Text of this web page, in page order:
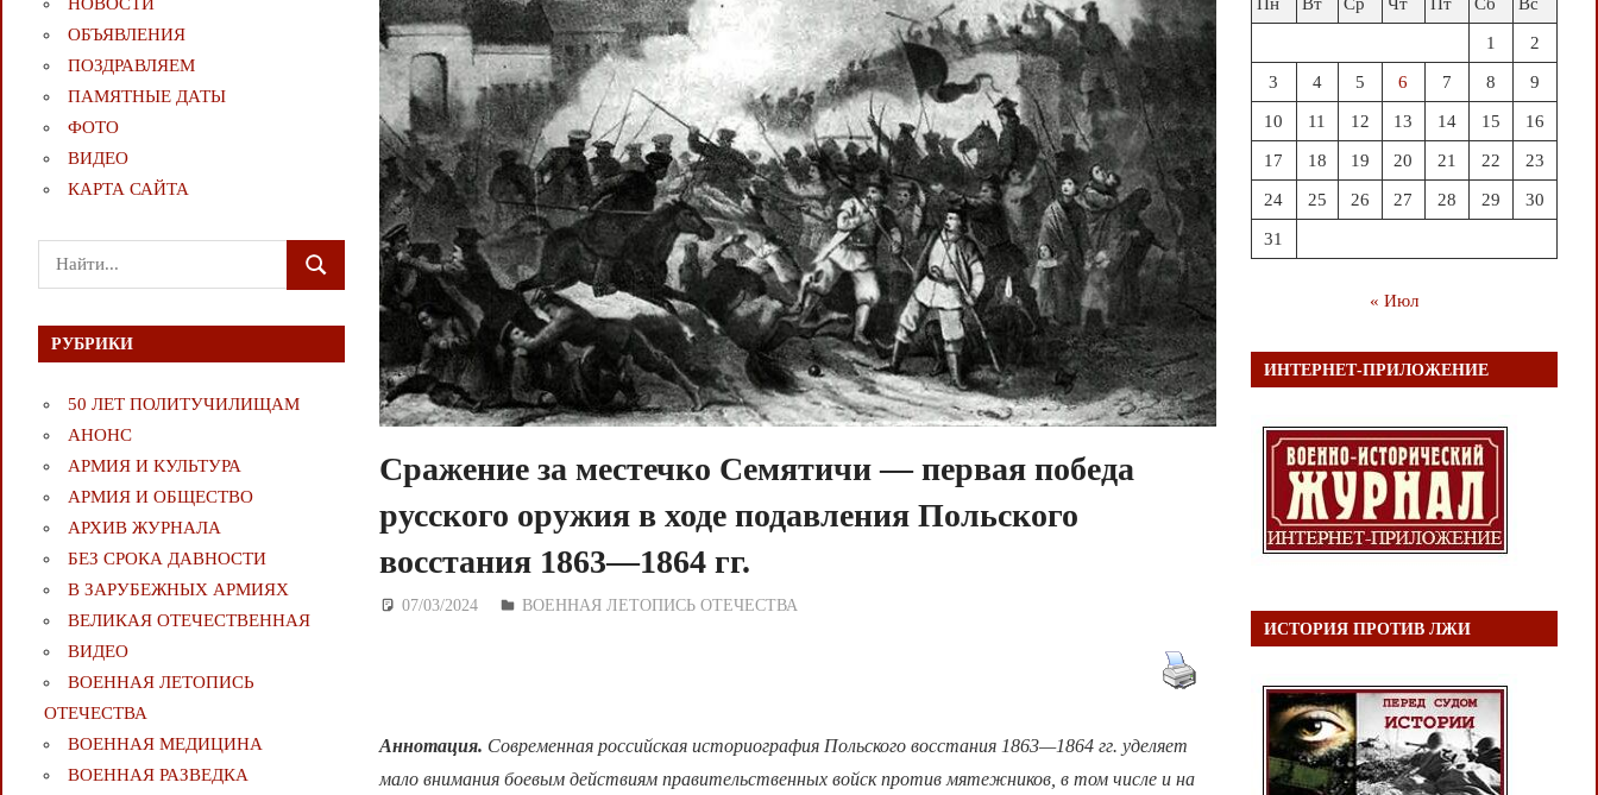
Сражение за местечко Семятичи — первая победа
русского оружия в ходе подавления Польского
восстания 1863—1864 гг.
07/03/2024 Дежурный по Редакции
ВОЕННАЯ ЛЕТОПИСЬ ОТЕЧЕСТВА
Аннотация. Современная российская историография Польского восстания 1863—1864 гг. уделяет
мало внимания боевым действиям правительственных войск против мятежников, в том числе и на
ОБЪЯВЛЕНИЯ
ПОЗДРАВЛЯЕМ
ПАМЯТНЫЕ ДАТЫ
ФОТО
ВИДЕО
КАРТА САЙТА
Поиск
для:
ПОИСК
РУБРИКИ
50 ЛЕТ ПОЛИТУЧИЛИЩАМ
АНОНС
АРМИЯ И КУЛЬТУРА
АРМИЯ И ОБЩЕСТВО
АРХИВ ЖУРНАЛА
БЕЗ СРОКА ДАВНОСТИ
В ЗАРУБЕЖНЫХ АРМИЯХ
ВЕЛИКАЯ ОТЕЧЕСТВЕННАЯ
ВИДЕО
ВОЕННАЯ ЛЕТОПИСЬ
ОТЕЧЕСТВА
ВОЕННАЯ МЕДИЦИНА
ВОЕННАЯ РАЗВЕДКА
1 2
3 4 5 6 7 8 9
10 11 12 13 14 15 16
17 18 19 20 21 22 23
24 25 26 27 28 29 30
31
« Июл
ИНТЕРНЕТ-ПРИЛОЖЕНИЕ
ИСТОРИЯ ПРОТИВ ЛЖИ